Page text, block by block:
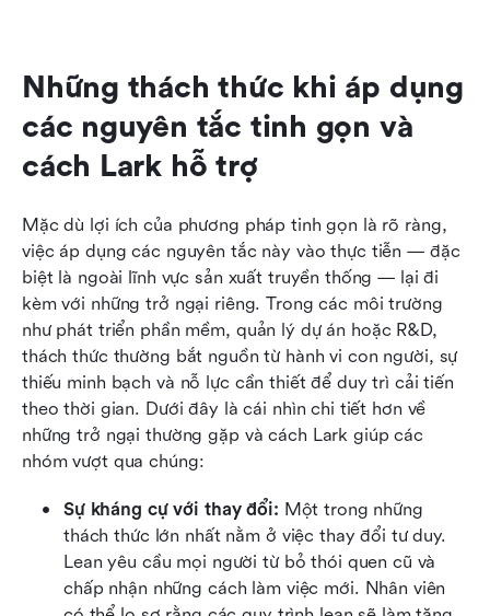
Những thách thức khi áp dụng
các nguyên tắc tinh gọn và
cách Lark hỗ trợ
Mặc dù lợi ích của phương pháp tinh gọn là rõ ràng,
việc áp dụng các nguyên tắc này vào thực tiễn — đặc
biệt là ngoài lĩnh vực sản xuất truyền thống — lại đi
kèm với những trở ngại riêng. Trong các môi trường
như phát triển phần mềm, quản lý dự án hoặc R&D,
thách thức thường bắt nguồn từ hành vi con người, sự
thiếu minh bạch và nỗ lực cần thiết để duy trì cải tiến
theo thời gian. Dưới đây là cái nhìn chi tiết hơn về
những trở ngại thường gặp và cách Lark giúp các
nhóm vượt qua chúng:
Sự kháng cự với thay đổi: Một trong những
thách thức lớn nhất nằm ở việc thay đổi tư duy.
Lean yêu cầu mọi người từ bỏ thói quen cũ và
chấp nhận những cách làm việc mới. Nhân viên